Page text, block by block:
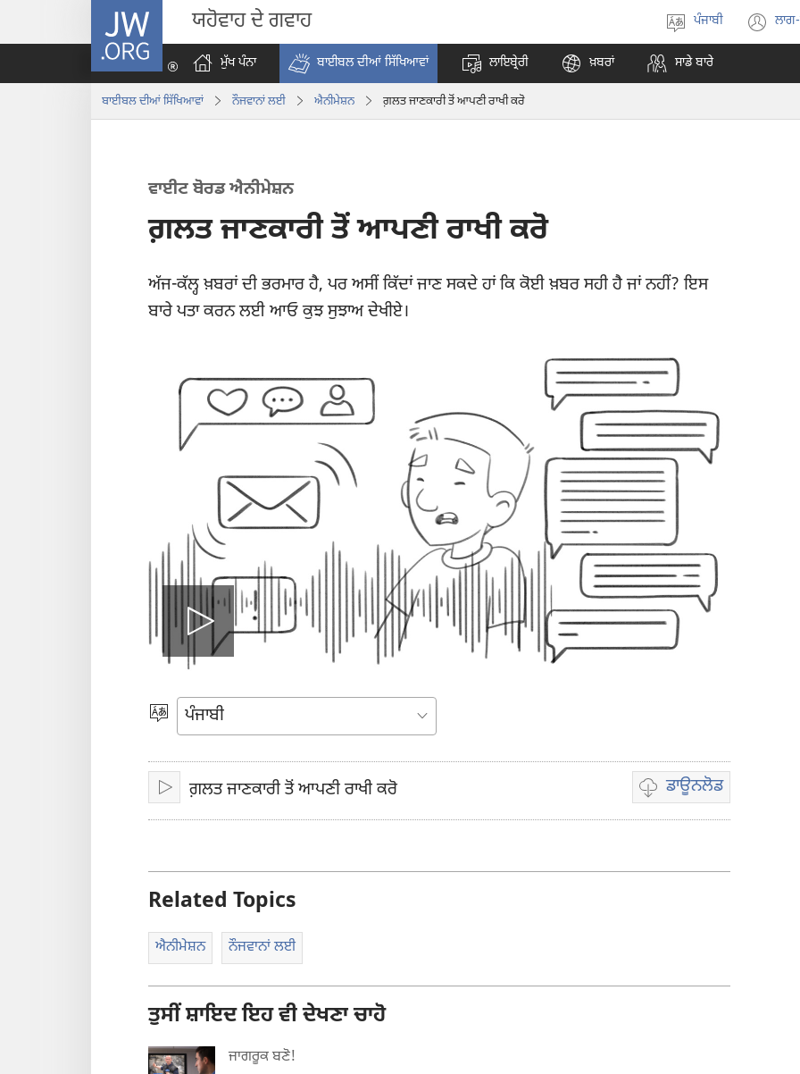
JW.ORG ਯਹੋਵਾਹ ਦੇ ਗਵਾਹ
ਚੁਣੋ
ਪੰਜਾਬੀ
ਮੁੱਖ ਪੰਨਾ ਬਾਈਬਲ ਦੀਆਂ ਸਿੱਖਿਆਵਾਂ ਲਾਇਬ੍ਰੇਰੀ ਖ਼ਬਰਾਂ ਸਾਡੇ ਬਾਰੇ
ਬਾਈਬਲ ਦੀਆਂ ਸਿੱਖਿਆਵਾਂ ਨੌਜਵਾਨਾਂ ਲਈ ਐਨੀਮੇਸ਼ਨ ਗ਼ਲਤ ਜਾਣਕਾਰੀ ਤੋਂ ਆਪਣੀ ਰਾਖੀ ਕਰੋ
ਵਾਈਟ ਬੋਰਡ ਐਨੀਮੇਸ਼ਨ
ਗ਼ਲਤ ਜਾਣਕਾਰੀ ਤੋਂ ਆਪਣੀ ਰਾਖੀ ਕਰੋ
ਅੱਜ-ਕੱਲ੍ਹ ਖ਼ਬਰਾਂ ਦੀ ਭਰਮਾਰ ਹੈ, ਪਰ ਅਸੀਂ ਕਿੱਦਾਂ ਜਾਣ ਸਕਦੇ ਹਾਂ ਕਿ ਕੋਈ ਖ਼ਬਰ ਸਹੀ ਹੈ ਜਾਂ ਨਹੀਂ? ਇਸ
ਬਾਰੇ ਪਤਾ ਕਰਨ ਲਈ ਆਓ ਕੁਝ ਸੁਝਾਅ ਦੇਖੀਏ।
ਵੀਡੀਓ
ਚਲਾਓ
ਭਾਸ਼ਾ
ਚਲਾਓਗ਼ਲਤ ਜਾਣਕਾਰੀ ਤੋਂ ਆਪਣੀ ਰਾਖੀ ਕਰੋ ਡਾਊਨਲੋਡ
ਵੀਡੀਓ
ਰਿਕਾਰਡਿੰਗ
ਡਾਊਨਲੋਡ
Related Topics
ਐਨੀਮੇਸ਼ਨ ਨੌਜਵਾਨਾਂ ਲਈ
ਤੁਸੀਂ ਸ਼ਾਇਦ ਇਹ ਵੀ ਦੇਖਣਾ ਚਾਹੋ
ਜਾਗਰੂਕ ਬਣੋ!